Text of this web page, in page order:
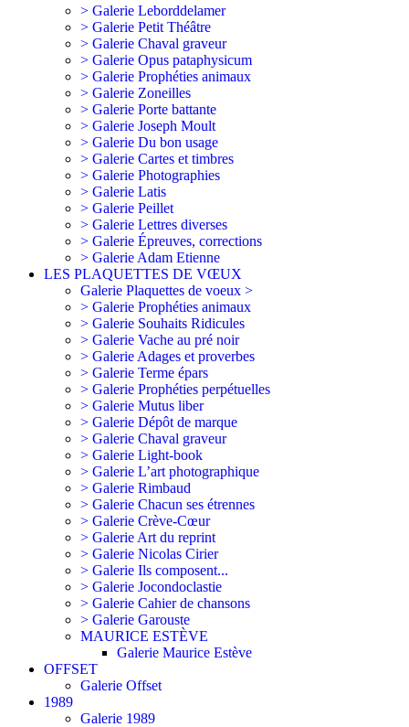
> Galerie Leborddelamer
> Galerie Petit Théâtre
> Galerie Chaval graveur
> Galerie Opus pataphysicum
> Galerie Prophéties animaux
> Galerie Zoneilles
> Galerie Porte battante
> Galerie Joseph Moult
> Galerie Du bon usage
> Galerie Cartes et timbres
> Galerie Photographies
> Galerie Latis
> Galerie Peillet
> Galerie Lettres diverses
> Galerie Épreuves, corrections
> Galerie Adam Etienne
LES PLAQUETTES DE VŒUX
Galerie Plaquettes de voeux >
> Galerie Prophéties animaux
> Galerie Souhaits Ridicules
> Galerie Vache au pré noir
> Galerie Adages et proverbes
> Galerie Terme épars
> Galerie Prophéties perpétuelles
> Galerie Mutus liber
> Galerie Dépôt de marque
> Galerie Chaval graveur
> Galerie Light-book
> Galerie L’art photographique
> Galerie Rimbaud
> Galerie Chacun ses étrennes
> Galerie Crève-Cœur
> Galerie Art du reprint
> Galerie Nicolas Cirier
> Galerie Ils composent...
> Galerie Jocondoclastie
> Galerie Cahier de chansons
> Galerie Garouste
MAURICE ESTÈVE
Galerie Maurice Estève
OFFSET
Galerie Offset
1989
Galerie 1989